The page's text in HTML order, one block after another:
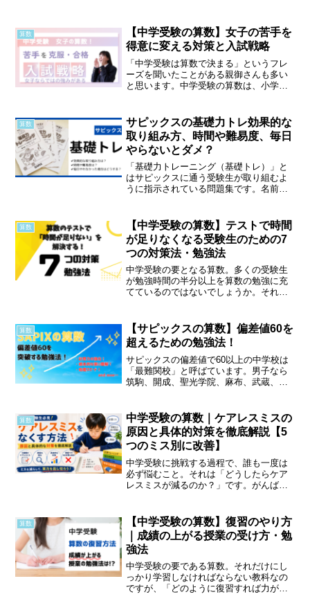
算数
【中学受験の算数】女子の苦手を
得意に変える対策と入試戦略
「中学受験は算数で決まる」というフレ
ーズを聞いたことがある親御さんも多い
と思います。中学受験の算数は、小学校
するのにかなりの勉強量を必要とし、合
否を決定づけるキーとなる...
算数
サピックスの基礎力トレ効果的な
取り組み方、時間や難易度、毎日
やらないとダメ？
「基礎力トレーニング（基礎トレ）」と
はサピックスに通う受験生が取り組むよ
うに指示されている問題集です。名前の
しばしば「基礎トレは毎日欠かさず取り
組みました！」「基礎トレ...
算数
【中学受験の算数】テストで時間
が足りなくなる受験生のための7
つの対策法・勉強法
中学受験の要となる算数。多くの受験生
が勉強時間の半分以上を算数の勉強に充
てているのではないでしょうか。それな
た力を存分に発揮できないと悩んでいる
受験生・ご家庭は少なくな...
算数
【サピックスの算数】偏差値60を
超えるための勉強法！
サピックスの偏差値で60以上の中学校は
「最難関校」と呼ばています。男子なら
筑駒、開成、聖光学院、麻布、武蔵、駒
應義塾中等部などでしょうか。サピック
スが実施している公開模...
算数
中学受験の算数｜ケアレスミスの
原因と具体的対策を徹底解説【5
つのミス別に改善】
中学受験に挑戦する過程で、誰も一度は
必ず悩むこと。それは「どうしたらケア
レスミスが減るのか？」です。がんばっ
らっしゃるご家庭は多いと思います。
「ケアレスミス」とは文字通...
算数
【中学受験の算数】復習のやり方
｜成績の上がる授業の受け方・勉
強法
中学受験の要である算数。それだけにし
っかり学習しなければならない教科なの
ですが、「どのように復習すれば力が伸